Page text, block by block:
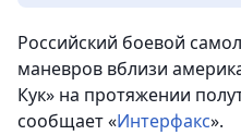
Российский боевой
маневров вблизи
Кук» на протяжении
сообщает «Интерфакс».